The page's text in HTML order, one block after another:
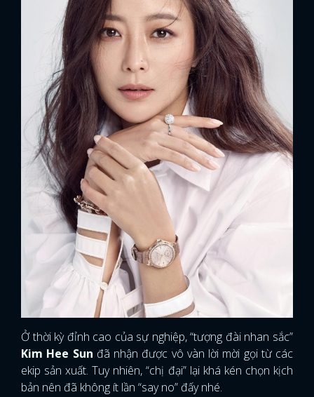
Ở thời kỳ đỉnh cao của sự nghiệp, “tượng đài nhan sắc”
Kim Hee Sun đã nhận được vô vàn lời mời gọi từ các
ekip sản xuất. Tuy nhiên, “chị đại” lại khá kén chọn kịch
bản nên đã không ít lần “say no” đấy nhé.